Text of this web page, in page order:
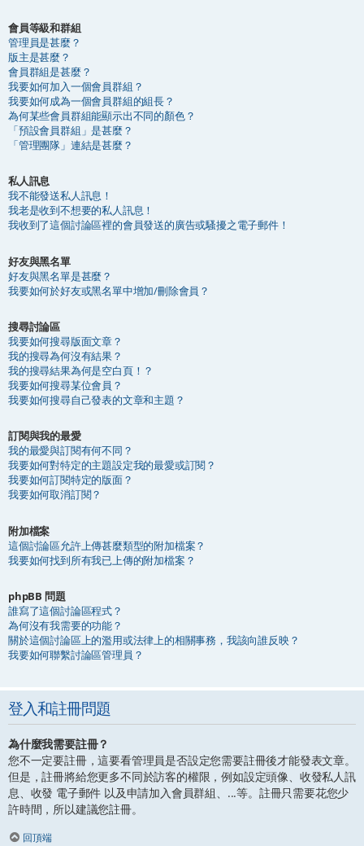
會員等級和群組
管理員是甚麼？
版主是甚麼？
會員群組是甚麼？
我要如何加入一個會員群組？
我要如何成為一個會員群組的組長？
為何某些會員群組能顯示出不同的顏色？
「預設會員群組」是甚麼？
「管理團隊」連結是甚麼？
私人訊息
我不能發送私人訊息！
我老是收到不想要的私人訊息！
我收到了這個討論區裡的會員發送的廣告或騷擾之電子郵件！
好友與黑名單
好友與黑名單是甚麼？
我要如何於好友或黑名單中增加/刪除會員？
搜尋討論區
我要如何搜尋版面文章？
我的搜尋為何沒有結果？
我的搜尋結果為何是空白頁！？
我要如何搜尋某位會員？
我要如何搜尋自己發表的文章和主題？
訂閱與我的最愛
我的最愛與訂閱有何不同？
我要如何對特定的主題設定我的最愛或訂閱？
我要如何訂閱特定的版面？
我要如何取消訂閱？
附加檔案
這個討論區允許上傳甚麼類型的附加檔案？
我要如何找到所有我已上傳的附加檔案？
phpBB 問題
誰寫了這個討論區程式？
為何沒有我需要的功能？
關於這個討論區上的濫用或法律上的相關事務，我該向誰反映？
我要如何聯繫討論區管理員？
登入和註冊問題
為什麼我需要註冊？
您不一定要註冊，這要看管理員是否設定您需要註冊後才能發表文章。
但是，註冊將給您更多不同於訪客的權限，例如設定頭像、收發私人訊
息、收發 電子郵件 以及申請加入會員群組、...等。註冊只需要花您少
許時間，所以建議您註冊。
回頂端